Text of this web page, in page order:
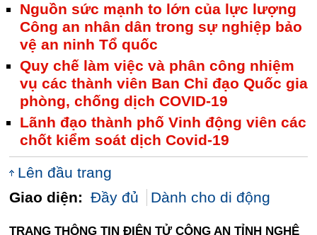
Nguồn sức mạnh to lớn của lực lượng
Công an nhân dân trong sự nghiệp bảo
vệ an ninh Tổ quốc
Quy chế làm việc và phân công nhiệm
vụ các thành viên Ban Chỉ đạo Quốc gia
phòng, chống dịch COVID-19
Lãnh đạo thành phố Vinh động viên các
chốt kiểm soát dịch Covid-19
Lên đầu trang
Giao diện: Đầy đủ Dành cho di động
TRANG THÔNG TIN ĐIỆN TỬ CÔNG AN TỈNH NGHỆ